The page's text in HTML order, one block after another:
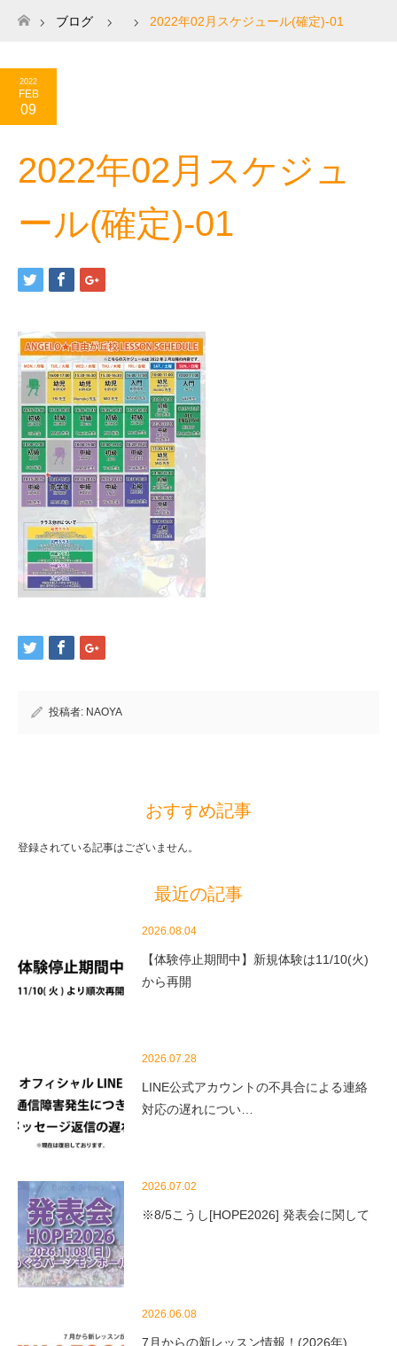
ホーム
ブログ 2022年02月スケジュール(確定)-01
2022
FEB
09
2022年02月スケジュ
ール(確定)-01
投稿者: NAOYA
おすすめ記事
登録されている記事はございません。
最近の記事
2026.08.04
【体験停止期間中】新規体験は11/10(火)
から再開
2026.07.28
LINE公式アカウントの不具合による連絡
対応の遅れについ…
2026.07.02
※8/5こうし[HOPE2026] 発表会に関して
2026.06.08
7月からの新レッスン情報！(2026年)